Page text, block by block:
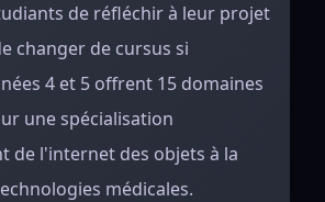
de réfléchir à leur projet
changer de cursus si
4 et 5 offrent 15 domaines
une spécialisation
de l'internet des objets à la
médicales.